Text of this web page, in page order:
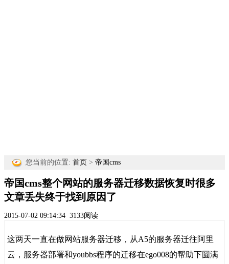
您当前的位置: 首页 > 帝国cms
帝国cms整个网站的服务器迁移数据恢复时很多
文章丢失终于找到原因了
2015-07-02 09:14:34 3133阅读
这两天一直在做网站服务器迁移，从A5的服务器迁往阿里
云，服务器部署和youbbs程序的迁移在ego008的帮助下圆满